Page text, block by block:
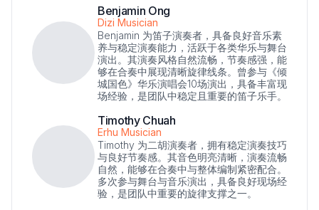
Benjamin Ong
Dizi Musician
Benjamin 为笛子演奏者，具备良好音乐素
养与稳定演奏能力，活跃于各类华乐与舞台
演出。其演奏风格自然流畅，节奏感强，能
够在合奏中展现清晰旋律线条。曾参与《倾
城国色》华乐演唱会10场演出，具备丰富现
场经验，是团队中稳定且重要的笛子乐手。
Timothy Chuah
Erhu Musician
Timothy 为二胡演奏者，拥有稳定演奏技巧
与良好节奏感。其音色明亮清晰，演奏流畅
自然，能够在合奏中与整体编制紧密配合。
多次参与舞台与音乐演出，具备良好现场经
验，是团队中重要的旋律支撑之一。